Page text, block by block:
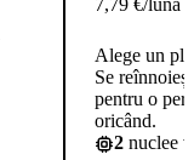
7,79 €/lună
Alege un
Se
pentru o
oricând.
2 nuclee